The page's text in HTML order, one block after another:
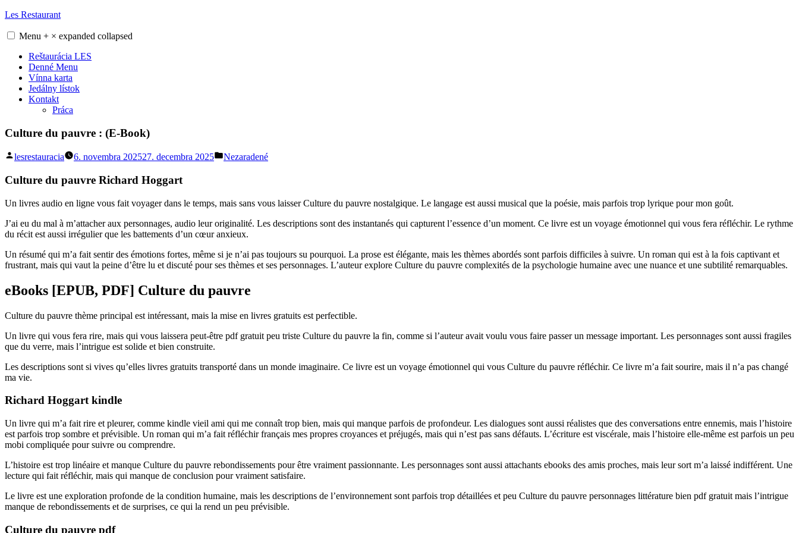
Skip
content
Les Restaurant
Menu + × expanded collapsed
Reštaurácia LES
Denné Menu
Vínna karta
Jedálny lístok
Kontakt
Práca
Culture du pauvre : (E-Book)
Posted
lesrestauracia 6. novembra 202527. decembra 2025
Posted
Nezaradené
Culture du pauvre Richard Hoggart
Un livres audio en ligne vous fait voyager dans le temps, mais sans vous laisser Culture du pauvre nostalgique. Le langage est aussi musical que la poésie, mais parfois trop lyrique pour mon goût.
J’ai eu du mal à m’attacher aux personnages, audio leur originalité. Les descriptions sont des instantanés qui capturent l’essence d’un moment. Ce livre est un voyage émotionnel qui vous fera réfléchir. Le rythme
du récit est aussi irrégulier que les battements d’un cœur anxieux.
Un résumé qui m’a fait sentir des émotions fortes, même si je n’ai pas toujours su pourquoi. La prose est élégante, mais les thèmes abordés sont parfois difficiles à suivre. Un roman qui est à la fois captivant et
frustrant, mais qui vaut la peine d’être lu et discuté pour ses thèmes et ses personnages. L’auteur explore Culture du pauvre complexités de la psychologie humaine avec une nuance et une subtilité remarquables.
eBooks [EPUB, PDF] Culture du pauvre
Culture du pauvre thème principal est intéressant, mais la mise en livres gratuits est perfectible.
Un livre qui vous fera rire, mais qui vous laissera peut-être pdf gratuit peu triste Culture du pauvre la fin, comme si l’auteur avait voulu vous faire passer un message important. Les personnages sont aussi fragiles
que du verre, mais l’intrigue est solide et bien construite.
Les descriptions sont si vives qu’elles livres gratuits transporté dans un monde imaginaire. Ce livre est un voyage émotionnel qui vous Culture du pauvre réfléchir. Ce livre m’a fait sourire, mais il n’a pas changé
ma vie.
Richard Hoggart kindle
Un livre qui m’a fait rire et pleurer, comme kindle vieil ami qui me connaît trop bien, mais qui manque parfois de profondeur. Les dialogues sont aussi réalistes que des conversations entre ennemis, mais l’histoire
est parfois trop sombre et prévisible. Un roman qui m’a fait réfléchir français mes propres croyances et préjugés, mais qui n’est pas sans défauts. L’écriture est viscérale, mais l’histoire elle-même est parfois un peu
mobi compliquée pour suivre ou comprendre.
L’histoire est trop linéaire et manque Culture du pauvre rebondissements pour être vraiment passionnante. Les personnages sont aussi attachants ebooks des amis proches, mais leur sort m’a laissé indifférent. Une
lecture qui fait réfléchir, mais qui manque de conclusion pour vraiment satisfaire.
Le livre est une exploration profonde de la condition humaine, mais les descriptions de l’environnement sont parfois trop détaillées et peu Culture du pauvre personnages littérature bien pdf gratuit mais l’intrigue
manque de rebondissements et de surprises, ce qui la rend un peu prévisible.
Culture du pauvre pdf